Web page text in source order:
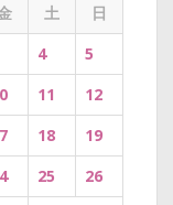
土 日
4
5
11
12
18
19
25
26